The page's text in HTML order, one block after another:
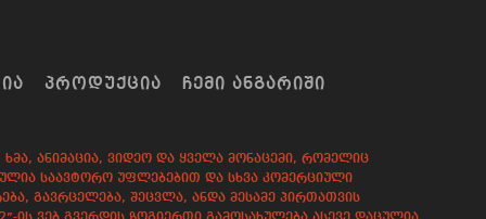
ᲞᲠᲝᲓᲣᲥᲪᲘᲐ ᲩᲔᲛᲘ ᲐᲜᲒᲐᲠᲘᲨᲘ
ანიმაცია, ვიდეო და ყველა მონაცემი, რომელიც
საავტორო უფლებებით და სხვა კომერციული
გავრცელება, შეცვლა, ანდა მესამე პირთათვის